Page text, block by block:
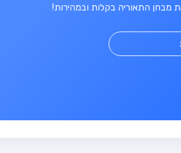
מבחן התאוריה בקלות ובמהירות!